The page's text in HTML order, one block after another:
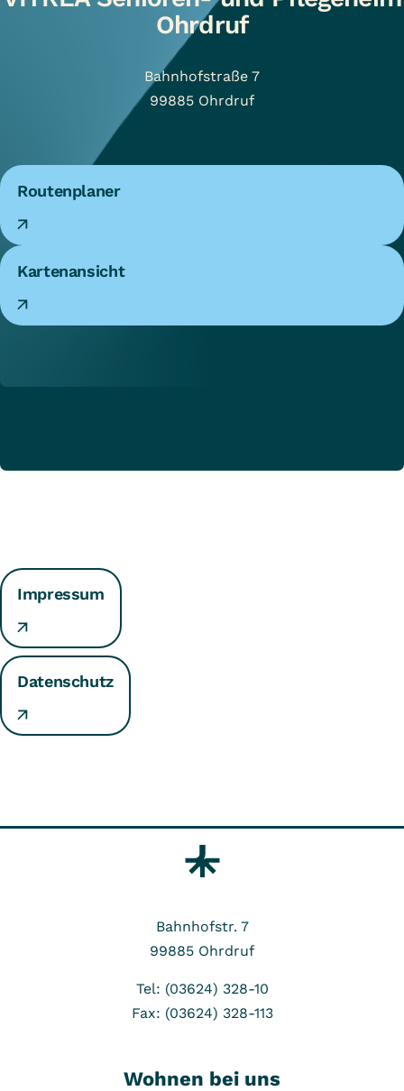
Ohrdruf
Bahnhofstraße 7
99885 Ohrdruf
Routenplaner
Kartenansicht
Impressum
Datenschutz
Bahnhofstr. 7
99885 Ohrdruf
Tel: (03624) 328-10
Fax: (03624) 328-113
Wohnen bei uns